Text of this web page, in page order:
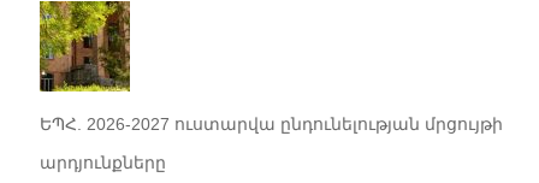
ԵՊՀ. 2026-2027 ուստարվա ընդունելության մրցույթի
արդյունքները